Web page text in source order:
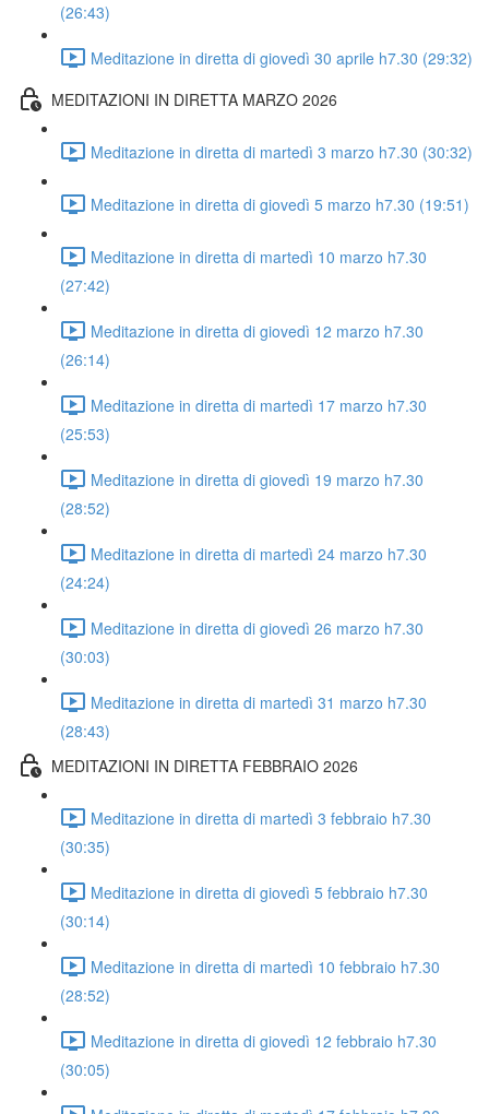
(26:43)
Meditazione in diretta di giovedì 30 aprile h7.30 (29:32)
MEDITAZIONI IN DIRETTA MARZO 2026
Meditazione in diretta di martedì 3 marzo h7.30 (30:32)
Meditazione in diretta di giovedì 5 marzo h7.30 (19:51)
Meditazione in diretta di martedì 10 marzo h7.30
(27:42)
Meditazione in diretta di giovedì 12 marzo h7.30
(26:14)
Meditazione in diretta di martedì 17 marzo h7.30
(25:53)
Meditazione in diretta di giovedì 19 marzo h7.30
(28:52)
Meditazione in diretta di martedì 24 marzo h7.30
(24:24)
Meditazione in diretta di giovedì 26 marzo h7.30
(30:03)
Meditazione in diretta di martedì 31 marzo h7.30
(28:43)
MEDITAZIONI IN DIRETTA FEBBRAIO 2026
Meditazione in diretta di martedì 3 febbraio h7.30
(30:35)
Meditazione in diretta di giovedì 5 febbraio h7.30
(30:14)
Meditazione in diretta di martedì 10 febbraio h7.30
(28:52)
Meditazione in diretta di giovedì 12 febbraio h7.30
(30:05)